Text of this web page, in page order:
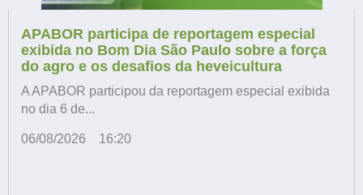
APABOR participa de reportagem especial
exibida no Bom Dia São Paulo sobre a força
do agro e os desafios da heveicultura
A APABOR participou da reportagem especial exibida
no dia 6 de...
06/08/2026 16:20